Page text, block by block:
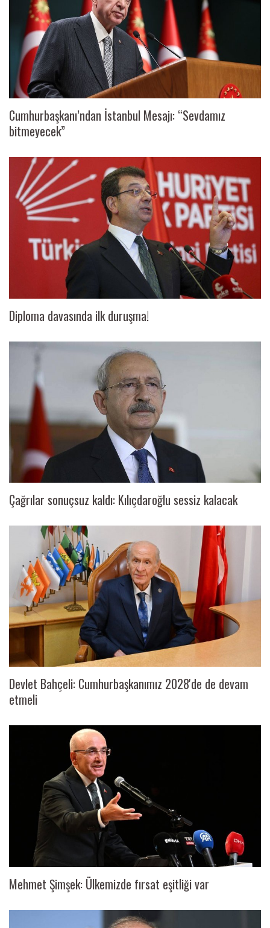
Cumhurbaşkanı’ndan İstanbul Mesajı: “Sevdamız
bitmeyecek”
Diploma davasında ilk duruşma!
Çağrılar sonuçsuz kaldı: Kılıçdaroğlu sessiz kalacak
Devlet Bahçeli: Cumhurbaşkanımız 2028'de de devam
etmeli
Mehmet Şimşek: Ülkemizde fırsat eşitliği var